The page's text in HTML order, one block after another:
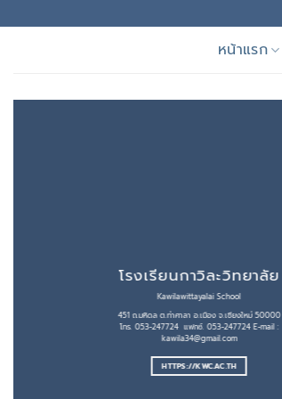
to
หน้าแรก
โรงเรียนกาวิละวิทยาลัย
Kawilawittayalai School
451 ถ.มหิดล ต.ท่าศาลา อ.เมือง จ.เชียงใหม่ 50000
โทร. 053-247724 แฟกซ์. 053-247724 E-mail :
kawila34@gmail.com
HTTPS://KWC.AC.TH